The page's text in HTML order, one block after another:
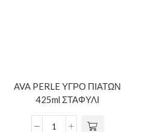
AVA PERLE ΥΓΡΟ ΠΙΑΤΩΝ
425ml ΣΤΑΦΥΛΙ